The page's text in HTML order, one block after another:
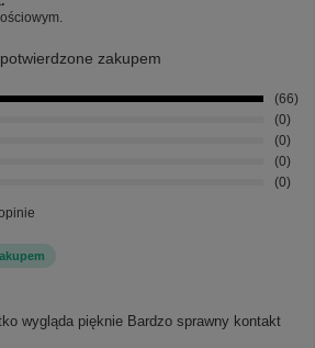
zakupem
66
0
0
0
0
wygląda pięknie Bardzo sprawny kontakt